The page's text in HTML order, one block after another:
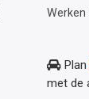
Plan
met de